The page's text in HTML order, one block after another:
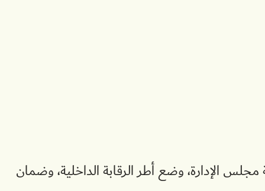
الإدارة، وضع أطر الرقابة الداخلية، وضمان